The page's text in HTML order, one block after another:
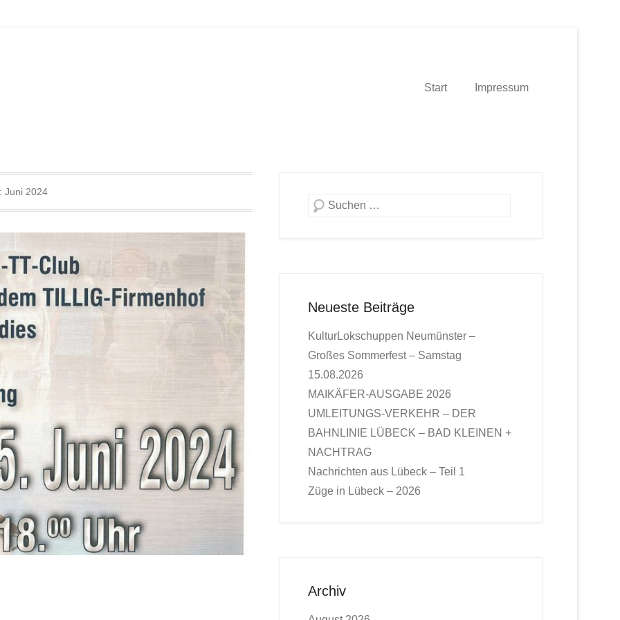
Start Impressum
Juni 2024
Suche
Neueste Beiträge
KulturLokschuppen Neumünster –
Großes Sommerfest – Samstag
15.08.2026
MAIKÄFER-AUSGABE 2026
UMLEITUNGS-VERKEHR – DER
BAHNLINIE LÜBECK – BAD KLEINEN +
NACHTRAG
Nachrichten aus Lübeck – Teil 1
Züge in Lübeck – 2026
Archiv